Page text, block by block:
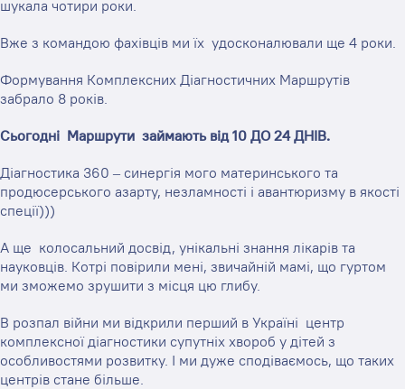
шукала чотири роки.
Вже з командою фахівців ми їх удосконалювали ще 4 роки.
Формування Комплексних Діагностичних Маршрутів
забрало 8 років.
Сьогодні Маршрути займають від 10 ДО 24 ДНІВ.
Діагностика 360 – синергія мого материнського та
продюсерського азарту, незламності і авантюризму в якості
спеції)))
А ще колосальний досвід, унікальні знання лікарів та
науковців. Котрі повірили мені, звичайній мамі, що гуртом
ми зможемо зрушити з місця цю глибу.
В розпал війни ми відкрили перший в Україні центр
комплексної діагностики супутніх хвороб у дітей з
особливостями розвитку. І ми дуже сподіваємось, що таких
центрів стане більше.